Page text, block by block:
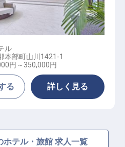
課長│全室スイート×絶
／高付加価値サービス
ル
本部町山川1421-1
円～ 350,000円
る 詳しく見る
ホテル・旅館 求人一覧